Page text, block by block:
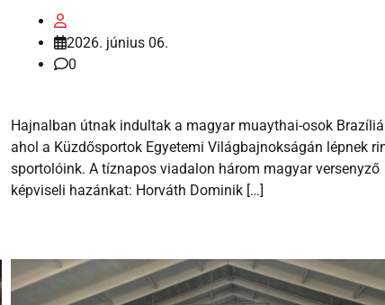
2026. június 06.
0
Hajnalban útnak indultak a magyar muaythai-osok
ahol a Küzdősportok Egyetemi Világbajnokságán lépnek
sportolóink. A tíznapos viadalon három magyar versenyző
képviseli hazánkat: Horváth Dominik […]